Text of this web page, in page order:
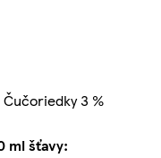
Čučoriedky 3 %
ml šťavy: